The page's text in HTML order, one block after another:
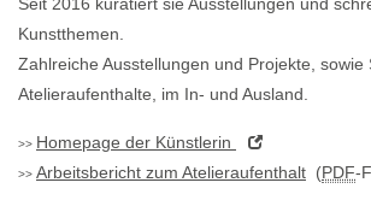
Kunstthemen.
Zahlreiche Ausstellungen und Projekte, sowie
Atelieraufenthalte, im In- und Ausland.
Homepage der Künstlerin
Arbeitsbericht zum Atelieraufenthalt (PDF-